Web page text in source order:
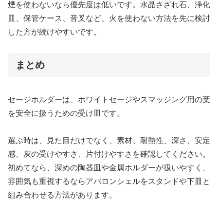
煙を使わないなら優先度は低いです。水晶さざれ石、浄化
皿、保管ケース、音叉など、火を使わない方法を先に検討
した方が続けやすいです。
まとめ
セージホルダーは、ホワイトセージやスマッジング用の葉
を安全に扱うための受け皿です。
選ぶ時は、見た目だけでなく、素材、耐熱性、深さ、安定
感、灰の受けやすさ、片付けやすさを確認してください。
初めてなら、深めの陶器皿や金属ホルダーが扱いやすく、
雰囲気も重視するならアバロンシェルをスタンドや下皿と
組み合わせる方法があります。